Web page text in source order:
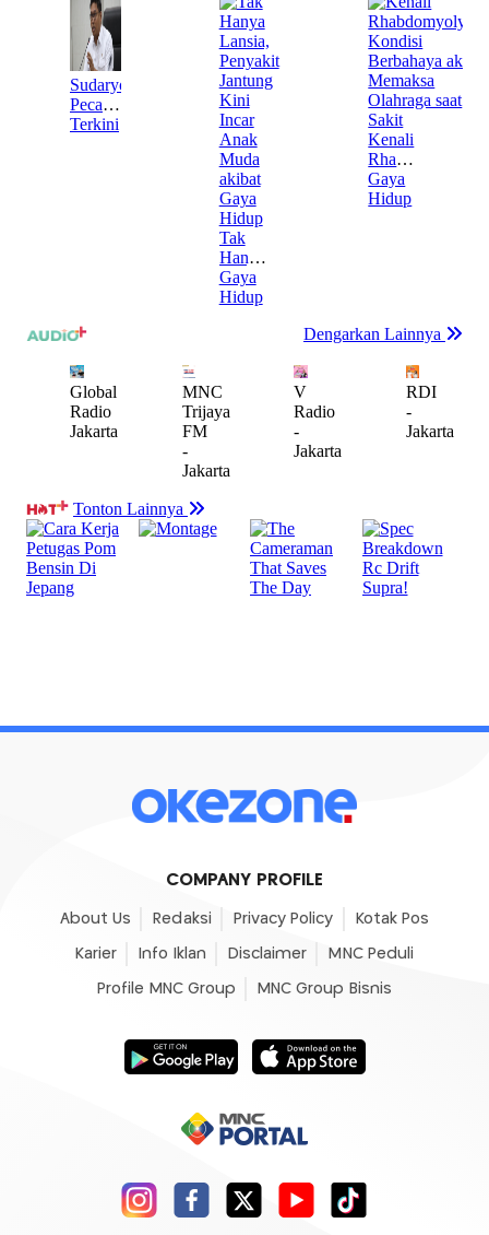
COMPANY PROFILE
About Us Redaksi Privacy Policy Kotak Pos
Karier Info Iklan Disclaimer MNC Peduli
Profile MNC Group MNC Group Bisnis